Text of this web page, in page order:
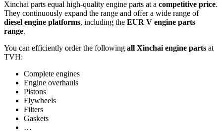
Xinchai parts equal high-quality engine parts at a competitive price.
They continuously expand the range and offer a wide range of
diesel engine platforms, including the EUR V engine parts
range.
You can efficiently order the following all Xinchai engine parts at
TVH:
Complete engines
Engine overhauls
Pistons
Flywheels
Filters
Gaskets
…